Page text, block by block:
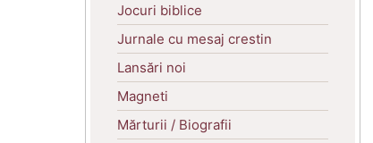
Jocuri biblice
Jurnale cu mesaj crestin
Lansări noi
Magneti
Mărturii / Biografii